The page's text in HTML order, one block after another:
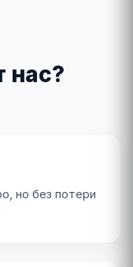
нас?
но без потери